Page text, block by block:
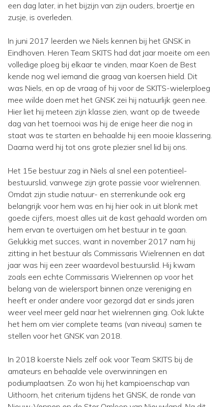
een dag later, in het bijzijn van zijn ouders, broertje en
zusje, is overleden.
In juni 2017 leerden we Niels kennen bij het GNSK in
Eindhoven. Heren Team SKITS had dat jaar moeite om een
volledige ploeg bij elkaar te vinden, maar Koen de Best
kende nog wel iemand die graag van koersen hield. Dit
was Niels, en op de vraag of hij voor de SKITS-wielerploeg
mee wilde doen met het GNSK zei hij natuurlijk geen nee.
Hier liet hij meteen zijn klasse zien, want op de tweede
dag van het toernooi was hij de enige heer die nog in
staat was te starten en behaalde hij een mooie klassering.
Daarna werd hij tot ons grote plezier snel lid bij ons.
Het 15e bestuur zag in Niels al snel een potentieel-
bestuurslid, vanwege zijn grote passie voor wielrennen.
Omdat zijn studie natuur- en sterrenkunde ook erg
belangrijk voor hem was en hij hier ook in uit blonk met
goede cijfers, moest alles uit de kast gehaald worden om
hem ervan te overtuigen om het bestuur in te gaan.
Gelukkig met succes, want in november 2017 nam hij
zitting in het bestuur als Commissaris Wielrennen en dat
jaar was hij een zeer waardevol bestuurslid. Hij kwam
zoals een echte Commissaris Wielrennen op voor het
belang van de wielersport binnen onze vereniging en
heeft er onder andere voor gezorgd dat er sinds jaren
weer veel meer geld naar het wielrennen ging. Ook lukte
het hem om vier complete teams (van niveau) samen te
stellen voor het GNSK van 2018.
In 2018 koerste Niels zelf ook voor Team SKITS bij de
amateurs en behaalde vele overwinningen en
podiumplaatsen. Zo won hij het kampioenschap van
Uithoorn, het criterium tijdens het GNSK, de ronde van